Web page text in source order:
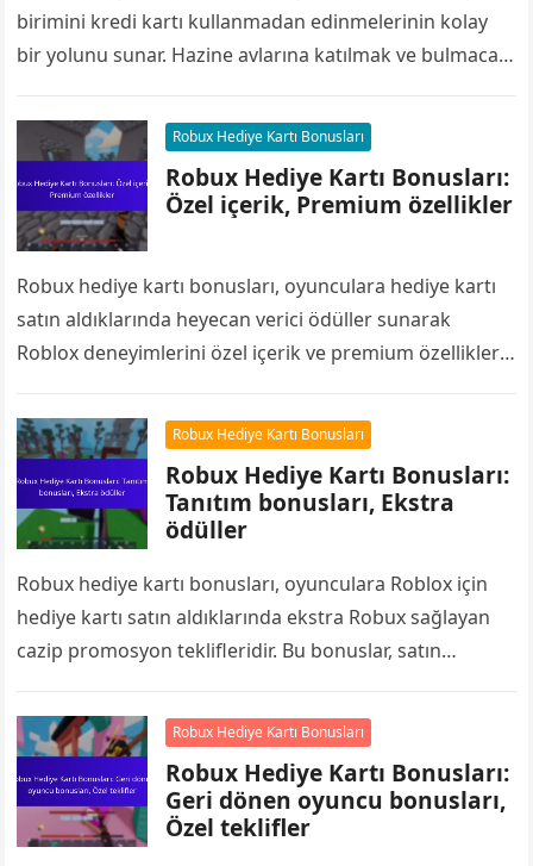
birimini kredi kartı kullanmadan edinmelerinin kolay
bir yolunu sunar. Hazine avlarına katılmak ve bulmaca
görevleri…
Robux Hediye Kartı Bonusları
Robux Hediye Kartı Bonusları:
Özel içerik, Premium özellikler
Robux hediye kartı bonusları, oyunculara hediye kartı
satın aldıklarında heyecan verici ödüller sunarak
Roblox deneyimlerini özel içerik ve premium özelliklerle
platformlar aracılığıyla…
Robux Hediye Kartı Bonusları
Robux Hediye Kartı Bonusları:
Tanıtım bonusları, Ekstra
ödüller
Robux hediye kartı bonusları, oyunculara Roblox için
hediye kartı satın aldıklarında ekstra Robux sağlayan
cazip promosyon teklifleridir. Bu bonuslar, satın
oyun…
Robux Hediye Kartı Bonusları
Robux Hediye Kartı Bonusları:
Geri dönen oyuncu bonusları,
Özel teklifler